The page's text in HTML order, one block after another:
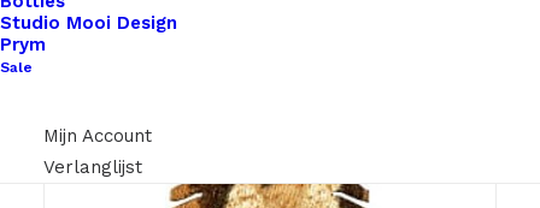
Studio Mooi Design
Prym
Sale
Mijn Account
Verlanglijst